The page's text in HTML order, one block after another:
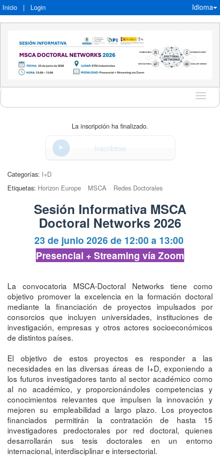
Inicio | Login Idioma
Idioma
La inscripción ha finalizado.
Inscribirse
Categorías: I+D
Etiquetas: Horizon Europe MSCA Redes Doctorales
Sesión Informativa MSCA
Doctoral Networks 2026
23 de junio 2026 de 12:00 a 13:00
Presencial + Streaming vía Zoom
La convocatoria MSCA-Doctoral Networks tiene como
objetivo promover la excelencia en la formación doctoral
mediante la financiación de proyectos impulsados por
consorcios que incluyen universidades, instituciones de
investigación, empresas y otros actores socioeconómicos
de distintos países.
El objetivo de estos proyectos es responder a las
necesidades en las diversas áreas de I+D, exponiendo a
los futuros investigadores tanto al sector académico como
al no académico, y proporcionándoles competencias y
conocimientos relevantes que impulsen la innovación y
mejoren su empleabilidad a largo plazo. Los proyectos
financiados permitirán la contratación de hasta 15
investigadores predoctorales por red doctoral, quienes
desarrollarán sus tesis doctorales en un entorno
internacional, interdisciplinar e intersectorial.